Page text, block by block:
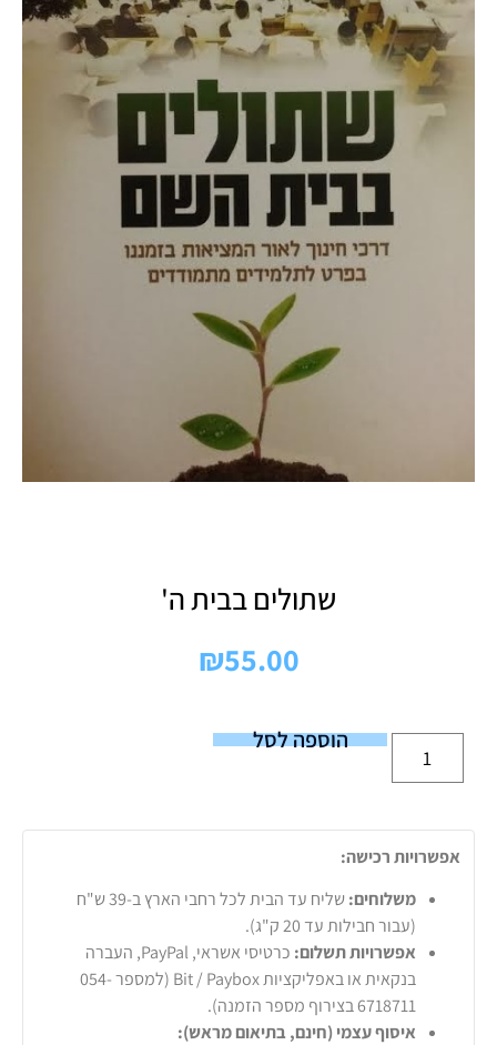
שתולים בבית ה'
₪55.00
הוספה לסל
אפשרויות רכישה:
משלוחים:
שליח עד הבית לכל רחבי הארץ ב-39 ש"ח
(עבור חבילות עד 20 ק"ג).
אפשרויות תשלום:
כרטיסי אשראי, PayPal, העברה
בנקאית או באפליקציות Bit / Paybox (למספר 054-
6718711 בצירוף מספר הזמנה).
איסוף עצמי (חינם, בתיאום מראש):